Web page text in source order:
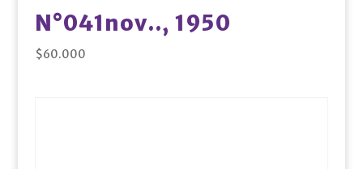
N°041nov.., 1950
$60.000